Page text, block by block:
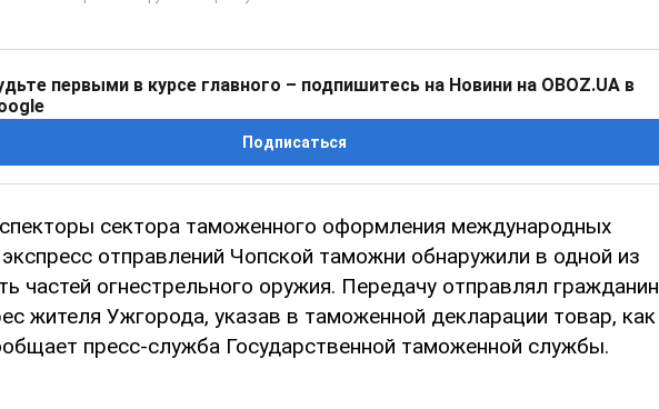
первыми в курсе главного – подпишитесь на Новини на OBOZ.UA в
Подписаться
сектора таможенного оформления международных
отправлений Чопской таможни обнаружили в одной из
частей огнестрельного оружия. Передачу отправлял гражданин
жителя Ужгорода, указав в таможенной декларации товар, как
пресс-служба Государственной таможенной службы.